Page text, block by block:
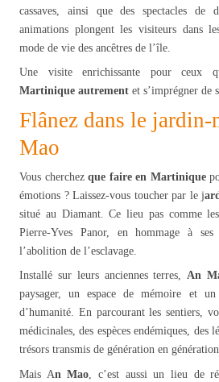
cassaves, ainsi que des spectacles de
animations plongent les visiteurs dans
mode de vie des ancêtres de l’île.
Une visite enrichissante pour ceux
Martinique autrement et s’imprégner de
Flânez dans le jardin-
Mao
Vous cherchez que faire en Martinique
émotions ? Laissez-vous toucher par le j
situé au Diamant. Ce lieu pas comme
Pierre-Yves Panor, en hommage à ses
l’abolition de l’esclavage.
Installé sur leurs anciennes terres,An
paysager, un espace de mémoire et
d’humanité. En parcourant les sentiers,
médicinales, des espèces endémiques, des
trésors transmis de génération en
Mais An Mao , c’est aussi un lieu de